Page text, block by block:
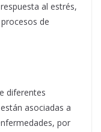
al estrés,
de
diferentes
asociadas a
por